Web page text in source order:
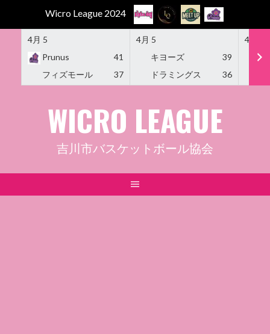
Wicro League 2024
4月 5
Prunus
41
フィズモール
37
4月 5
キヨーズ
39
ドラミングス
36
4月 5
WICRO LEAGUE
吉川市バスケットボール協会